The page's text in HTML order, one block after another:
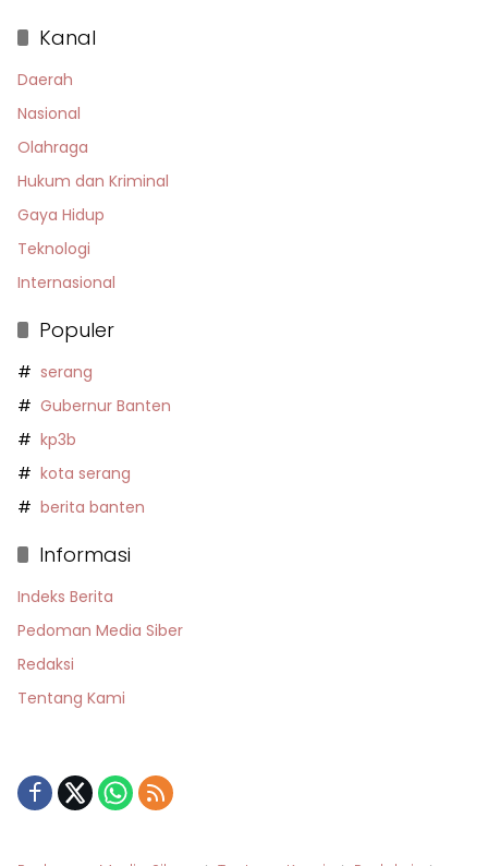
Kanal
Daerah
Nasional
Olahraga
Hukum dan Kriminal
Gaya Hidup
Teknologi
Internasional
Populer
serang
Gubernur Banten
kp3b
kota serang
berita banten
Informasi
Indeks Berita
Pedoman Media Siber
Redaksi
Tentang Kami